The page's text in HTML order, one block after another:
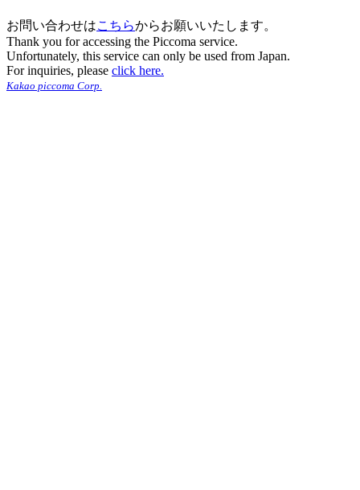
お問い合わせはこちらからお願いいたします。
Thank you for accessing the Piccoma service.
Unfortunately, this service can only be used from Japan.
For inquiries, please click here.
Kakao piccoma Corp.